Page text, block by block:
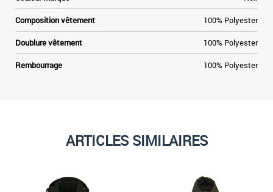
Composition vêtement 100% Polyester
Doublure vêtement 100% Polyester
Rembourrage 100% Polyester
ARTICLES SIMILAIRES